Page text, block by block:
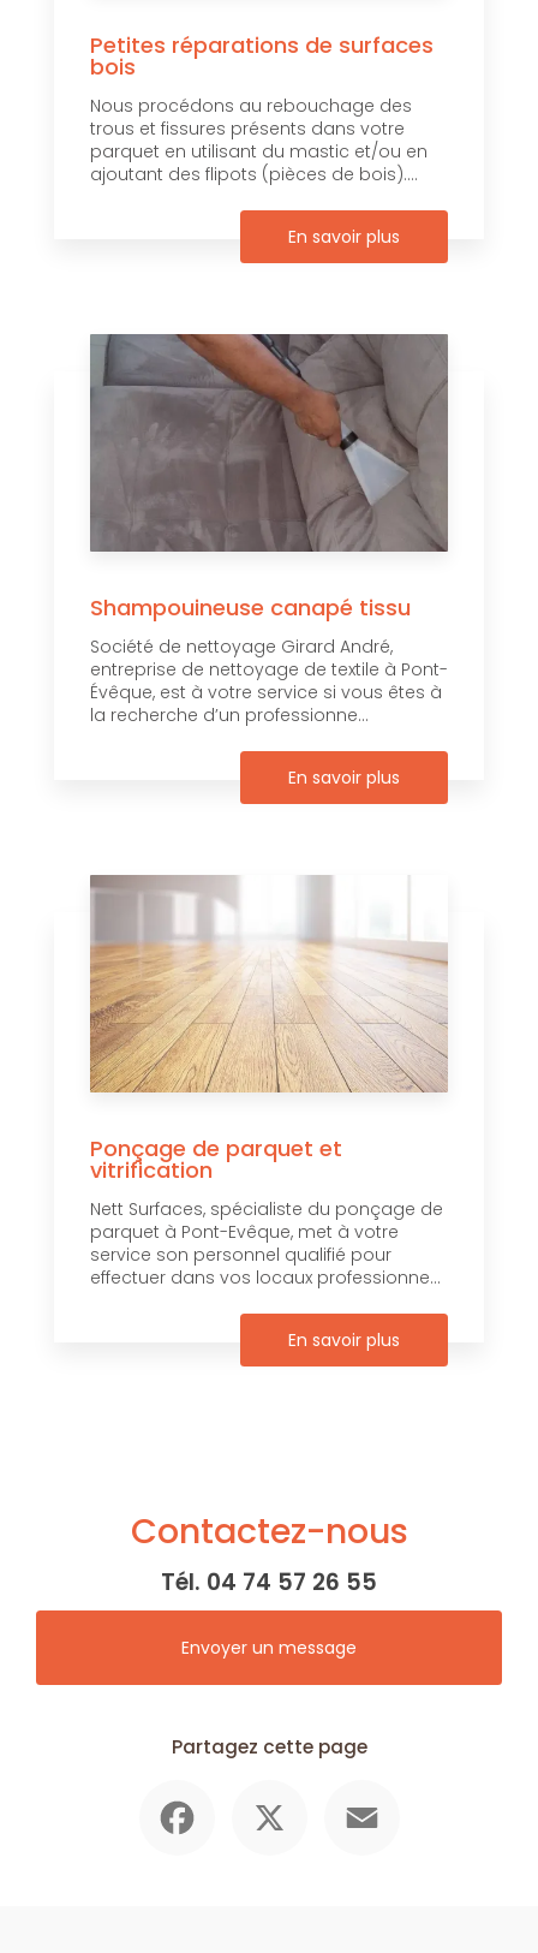
Petites réparations de surfaces
bois
Nous procédons au rebouchage des
trous et fissures présents dans votre
parquet en utilisant du mastic et/ou en
ajoutant des flipots (pièces de bois)....
En savoir plus
Shampouineuse canapé tissu
Société de nettoyage Girard André,
entreprise de nettoyage de textile à Pont-
Évêque, est à votre service si vous êtes à
la recherche d’un professionne...
En savoir plus
Ponçage de parquet et
vitrification
Nett Surfaces, spécialiste du ponçage de
parquet à Pont-Evêque, met à votre
service son personnel qualifié pour
effectuer dans vos locaux professionne...
En savoir plus
Contactez-nous
Tél. 04 74 57 26 55
Envoyer un message
Partagez cette page